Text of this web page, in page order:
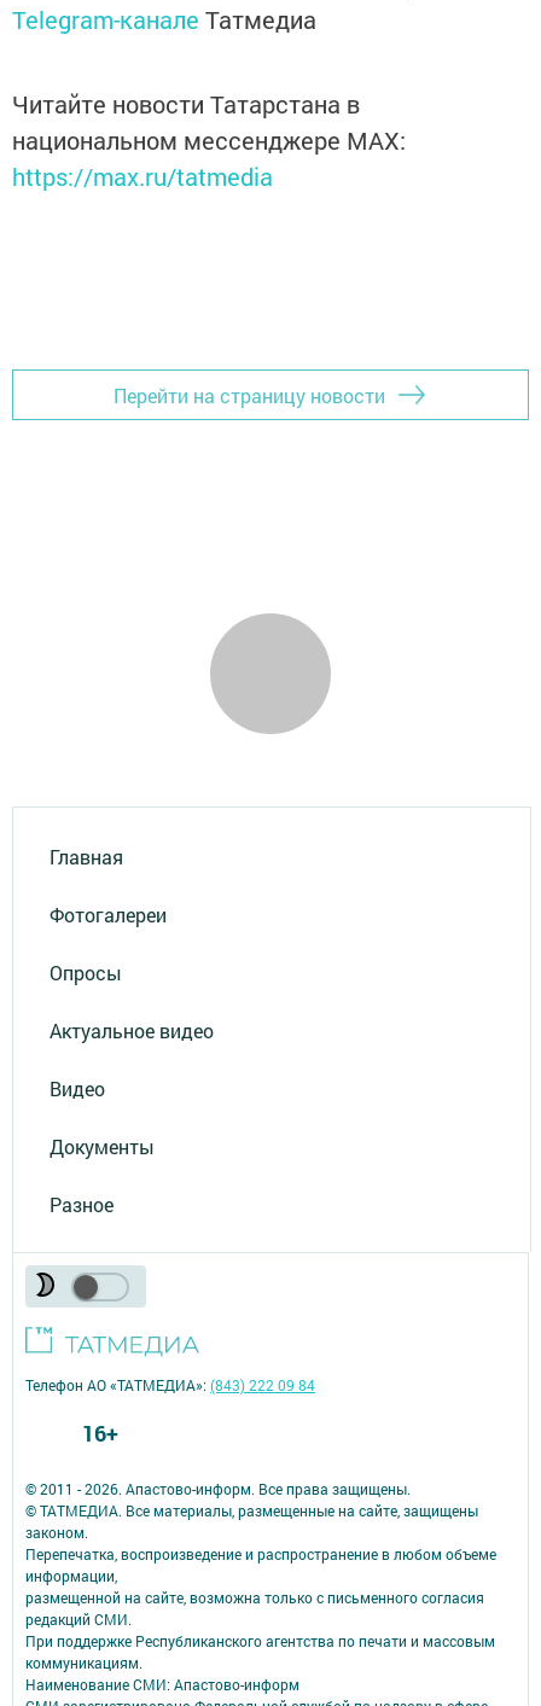
Telegram-канале Татмедиа
Читайте новости Татарстана в
национальном мессенджере MАХ:
https://max.ru/tatmedia
Перейти на страницу новости
Главная
Фотогалереи
Опросы
Актуальное видео
Видео
Документы
Разное
© 2011 - 2026. Апастово-информ. Все права защищены.
© ТАТМЕДИА. Все материалы, размещенные на сайте, защищены
законом.
Перепечатка, воспроизведение и распространение в любом объеме
информации,
размещенной на сайте, возможна только с письменного согласия
редакций СМИ.
При поддержке Республиканского агентства по печати и массовым
коммуникациям.
Наименование СМИ: Апастово-информ
Телефон АО «ТАТМЕДИА»:(843) 222 09 84
16+